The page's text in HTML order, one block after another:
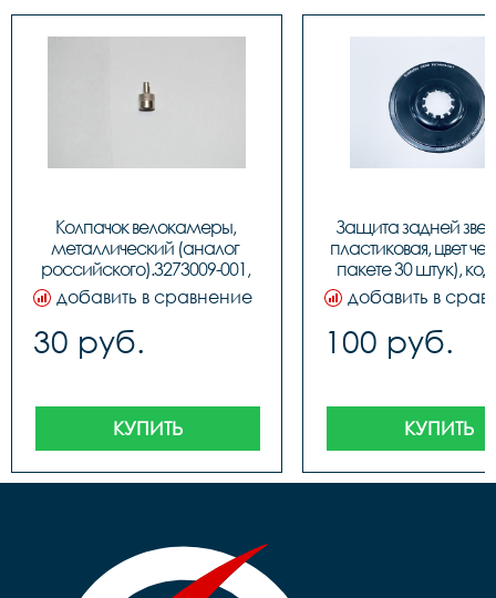
Колпачок велокамеры,
металлический (аналог
российского).3273009-001,
код 327300
добавить в сравнение
30 руб.
КУПИТЬ
Защита задней
пластиковая, цвет
пакете 30 штук),
добавить в
100 руб.
КУПИТЬ